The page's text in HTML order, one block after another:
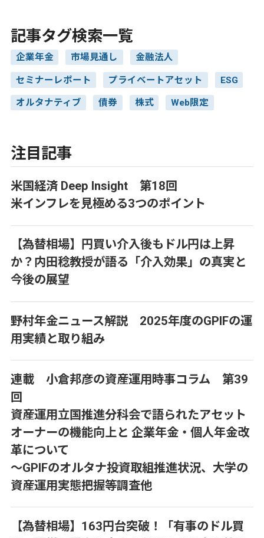
記事タグ検索一覧
企業年金 市場見通し 金融法人
セミナーレポート プライベートアセット ESG
オルタナティブ 債券 株式 Web限定
注目記事
米国経済 Deep Insight 第18回
米インフレを見極める3つのポイント
【為替相場】円買い介入後もドル円は上昇
か？内田稔教授が語る「介入効果」の真実と
今後の展望
野村年金ニュース解説 2025年度のGPIFの運
用実績と取り組み
連載 小倉邦彦の資産運用時事コラム 第39
回
資産運用立国推進分科会で語られたアセット
オーナーの機能向上と 企業年金・個人年金改
革について
～GPIFのオルタナ投資取組推進状況、大学の
資産運用実態把握等調査他
【為替相場】163円台突破！「有事のドル買